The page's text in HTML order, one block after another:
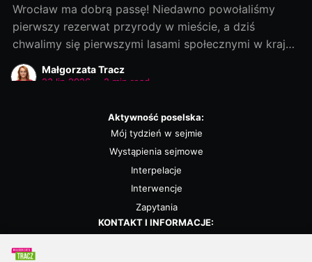
Wrocław ma dobrą passę! Niedawno powołaliśmy
pierwszy rezerwat przyrody w mieście, a dziś
chwalimy się pierwszymi lasami społecznymi w kraju!
Rozmowy zaczęliśmy jako ostatni, a efekty
dowozimy jako pierwsi! Było to możliwe, bo nie
otwarte na dialog i kompromis — a to wszystko dla
Małgorzata Tracz
23 lip 2026 2 min read
Aktywność poselska:
Mój tydzień w sejmie
Wystąpienia sejmowe
Interpelacje
Interwencje
Zapytania
KONTAKT I INFORMACJE: